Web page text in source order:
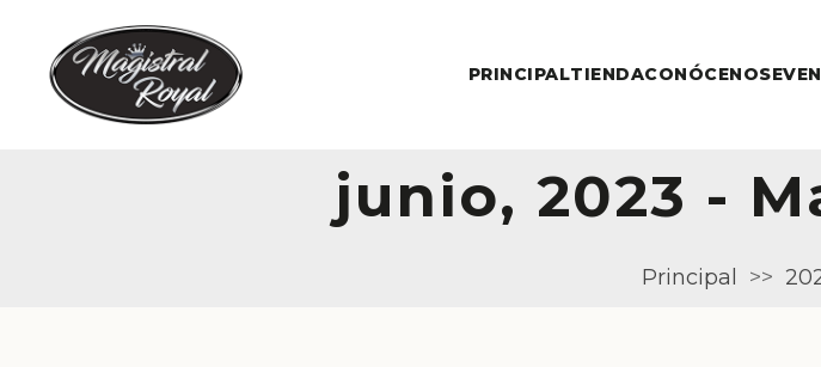
PRINCIPALTIENDACONÓCENOS
junio, 2023 -
Principal >>